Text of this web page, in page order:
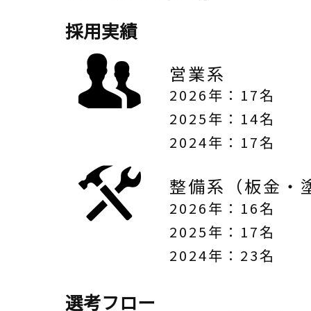
採用実績
営業系
2026年：17名
2025年：14名
2024年：17名
整備系（板金・
2026年：16名
2025年：17名
2024年：23名
選考フロー